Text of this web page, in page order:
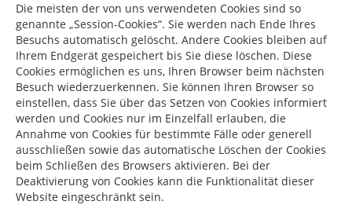
Die meisten der von uns verwendeten Cookies sind so
genannte „Session-Cookies“. Sie werden nach Ende Ihres
Besuchs automatisch gelöscht. Andere Cookies bleiben auf
Ihrem Endgerät gespeichert bis Sie diese löschen. Diese
Cookies ermöglichen es uns, Ihren Browser beim nächsten
Besuch wiederzuerkennen. Sie können Ihren Browser so
einstellen, dass Sie über das Setzen von Cookies informiert
werden und Cookies nur im Einzelfall erlauben, die
Annahme von Cookies für bestimmte Fälle oder generell
ausschließen sowie das automatische Löschen der Cookies
beim Schließen des Browsers aktivieren. Bei der
Deaktivierung von Cookies kann die Funktionalität dieser
Website eingeschränkt sein.